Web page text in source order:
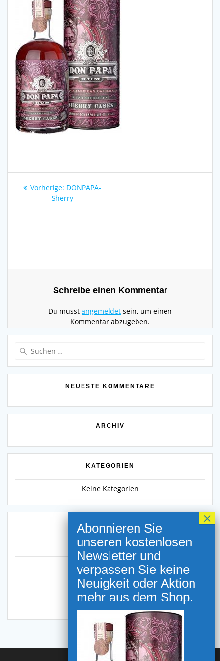
Beitragsnavigation
Vorherige: Vorheriger
Beitrag:
DONPAPA-
Sherry
Schreibe einen Kommentar
Du musst angemeldet sein, um einen
Kommentar abzugeben.
NEUESTE KOMMENTARE
ARCHIV
KATEGORIEN
Keine Kategorien
META
Anmelden
Eintrags-Feed
Kommentar-Feed
WordPress.org
NEWSLETTER ANMELDUNG